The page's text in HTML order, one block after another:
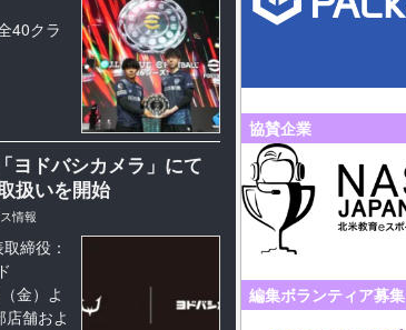
40クラ
ヨドバシカメラ」にて
扱いを開始
情報
締役：
金）よ
舗およ
協賛企業
編集ボランティア募集